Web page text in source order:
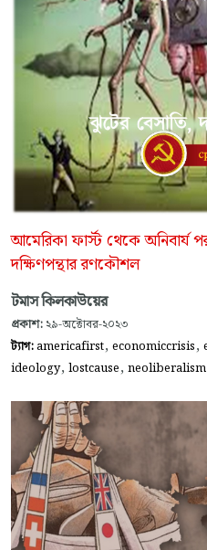
আমেরিকা ফার্স্ট থেকে অনিবার্য
দক্ষিণপন্থার রণকৌশল
টমাস কিলকাউয়ের
প্রকাশ: ২৯-অক্টোবর-২০২৩
ট্যাগ:americafirst, economiccrisis,
ideology, lostcause, neoliberalism